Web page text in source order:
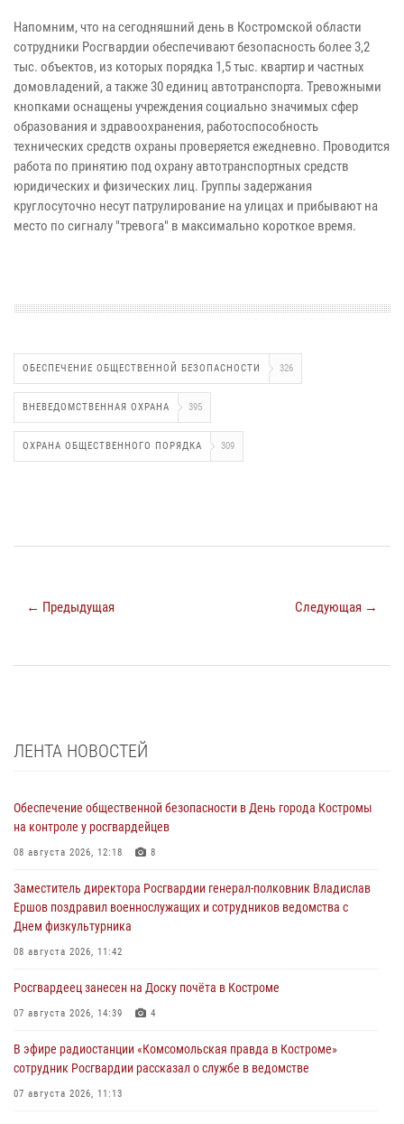
Напомним, что на сегодняшний день в Костромской области
сотрудники Росгвардии обеспечивают безопасность более 3,2
тыс. объектов, из которых порядка 1,5 тыс. квартир и частных
домовладений, а также 30 единиц автотранспорта. Тревожными
кнопками оснащены учреждения социально значимых сфер
образования и здравоохранения, работоспособность
технических средств охраны проверяется ежедневно. Проводится
работа по принятию под охрану автотранспортных средств
юридических и физических лиц. Группы задержания
круглосуточно несут патрулирование на улицах и прибывают на
место по сигналу "тревога" в максимально короткое время.
ОБЕСПЕЧЕНИЕ ОБЩЕСТВЕННОЙ БЕЗОПАСНОСТИ 326
ВНЕВЕДОМСТВЕННАЯ ОХРАНА 395
ОХРАНА ОБЩЕСТВЕННОГО ПОРЯДКА 309
← Предыдущая Следующая →
ЛЕНТА НОВОСТЕЙ
Обеспечение общественной безопасности в День города Костромы
на контроле у росгвардейцев
08 августа 2026, 12:18 8
Заместитель директора Росгвардии генерал-полковник Владислав
Ершов поздравил военнослужащих и сотрудников ведомства с
Днем физкультурника
08 августа 2026, 11:42
Росгвардеец занесен на Доску почёта в Костроме
07 августа 2026, 14:39 4
В эфире радиостанции «Комсомольская правда в Костроме»
сотрудник Росгвардии рассказал о службе в ведомстве
07 августа 2026, 11:13